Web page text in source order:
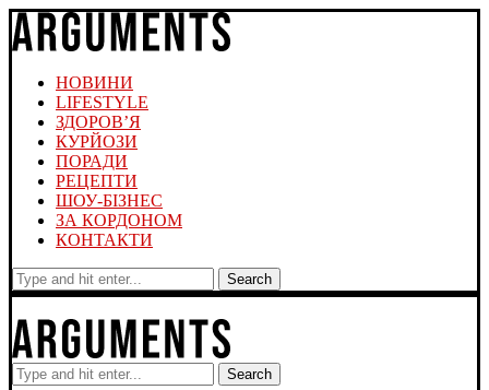
НОВИНИ
LIFESTYLE
ЗДОРОВ’Я
КУРЙОЗИ
ПОРАДИ
РЕЦЕПТИ
ШОУ-БІЗНЕС
ЗА КОРДОНОМ
КОНТАКТИ
Search
Search